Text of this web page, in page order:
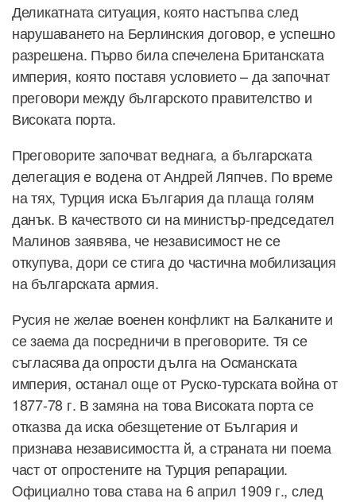
Деликатната ситуация, която настъпва след
нарушаването на Берлинския договор, e успешно
разрешена. Първо била спечелена Британската
империя, която поставя условието – да започнат
преговори между българското правителство и
Високата порта.
Преговорите започват веднага, а българската
делегация е водена от Андрей Ляпчев. По време
на тях, Турция иска България да плаща голям
данък. В качеството си на министър-председател
Малинов заявява, че независимост не се
откупува, дори се стига до частична мобилизация
на българската армия.
Русия не желае военен конфликт на Балканите и
се заема да посредничи в преговорите. Тя се
съгласява да опрости дълга на Османската
империя, останал още от Руско-турската война от
1877-78 г. В замяна на това Високата порта се
отказва да иска обезщетение от България и
признава независимостта й, а страната ни поема
част от опростените на Турция репарации.
Oфициално това става на 6 април 1909 г., след